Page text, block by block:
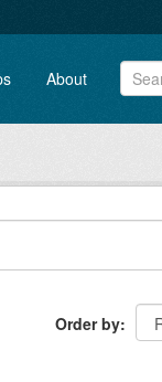
About
Order by